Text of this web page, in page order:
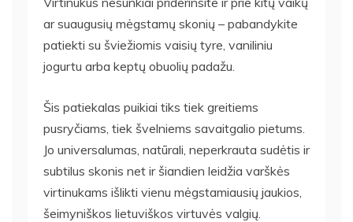
ar suaugusių mėgstamų skonių – pabandykite
patiekti su šviežiomis vaisių tyre, vaniliniu
jogurtu arba keptų obuolių padažu.
Šis patiekalas puikiai tiks tiek greitiems
pusryčiams, tiek švelniems savaitgalio pietums.
Jo universalumas, natūrali, neperkrauta sudėtis ir
subtilus skonis net ir šiandien leidžia varškės
virtinukams išlikti vienu mėgstamiausių jaukios,
šeimyniškos lietuviškos virtuvės valgių.